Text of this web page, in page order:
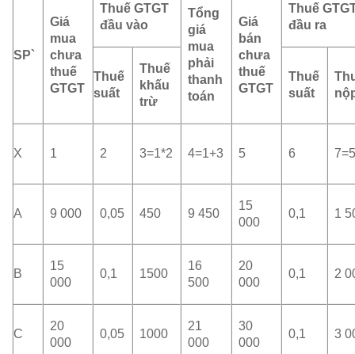
SP`
Giá
mua
chưa
thuế
GTGT
Thuế GTGT
đầu vào
Tổng
giá
mua
phải
thanh
toán
Giá
bán
chưa
thuế
GTGT
Thuế
đầu ra
Thuế
suất
Thuế
khấu
trừ
Thuế
suất
X 1 2 3=1*2 4=1+3 5 6
A 9 000 0,05 450 9 450
15
000
0,1 1
B
15
000
0,1 1500
16
500
20
000
0,1 2
C
20
000
0,05 1000
21
000
30
000
0,1 3